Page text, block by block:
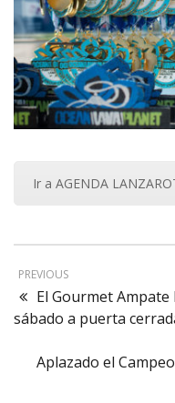
Ir a AGENDA
PREVIOUS
El Gourmet
sábado a puerta
Aplazado el